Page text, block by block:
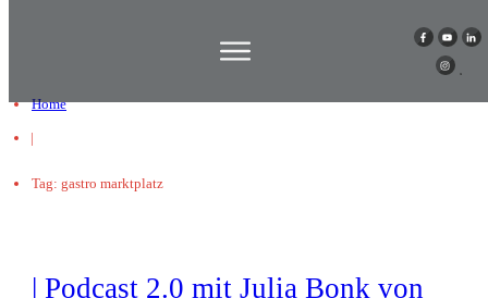
Home
|
Tag: gastro marktplatz
| Podcast 2.0 mit Julia Bonk von